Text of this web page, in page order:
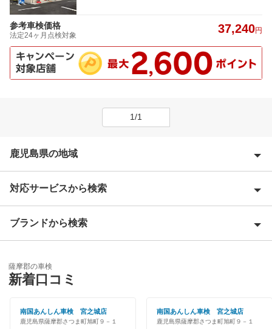
参考車検価格
法定24ヶ月点検対象 37,240円
1/1
鹿児島県の地域
姶良郡
阿久根市
奄美市
伊佐市
出水郡
対応サービスから検索
特典あり
クレジットカードOK
代車あり
ブランドから検索
車検のコバック
薩摩郡の車検
新着口コミ
南国あんしん車検 宮之城店
鹿児島県薩摩郡さつま町旭町９－１
南国あんしん車検 宮之城店
鹿児島県薩摩郡さつま町旭町９－１